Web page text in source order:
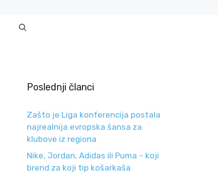
Poslednji članci
Zašto je Liga konferencija postala
najrealnija evropska šansa za
klubove iz regiona
Nike, Jordan, Adidas ili Puma – koji
brend za koji tip košarkaša